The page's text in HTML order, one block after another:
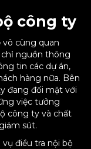
công ty
vô cùng quan
nguồn thông
tin các dự án,
hàng nữa. Bên
đang đối mặt với
việc tưởng
công ty và chất
sút.
điều tra nội bộ